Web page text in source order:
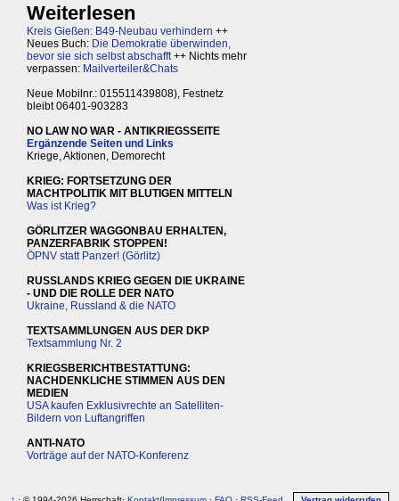
Weiterlesen
Kreis Gießen: B49-Neubau verhindern ++
Neues Buch: Die Demokratie überwinden,
bevor sie sich selbst abschafft++ Nichts mehr
verpassen: Mailverteiler&Chats
Neue Mobilnr.: 015511439808), Festnetz
bleibt 06401-903283
NO LAW NO WAR - ANTIKRIEGSSEITE
Ergänzende Seiten und Links
Kriege, Aktionen, Demorecht
KRIEG: FORTSETZUNG DER
MACHTPOLITIK MIT BLUTIGEN MITTELN
Was ist Krieg?
GÖRLITZER WAGGONBAU ERHALTEN,
PANZERFABRIK STOPPEN!
ÖPNV statt Panzer! (Görlitz)
RUSSLANDS KRIEG GEGEN DIE UKRAINE
- UND DIE ROLLE DER NATO
Ukraine, Russland & die NATO
TEXTSAMMLUNGEN AUS DER DKP
Textsammlung Nr. 2
KRIEGSBERICHTBESTATTUNG:
NACHDENKLICHE STIMMEN AUS DEN
MEDIEN
USA kaufen Exklusivrechte an Satelliten-
Bildern von Luftangriffen
ANTI-NATO
Vorträge auf der NATO-Konferenz